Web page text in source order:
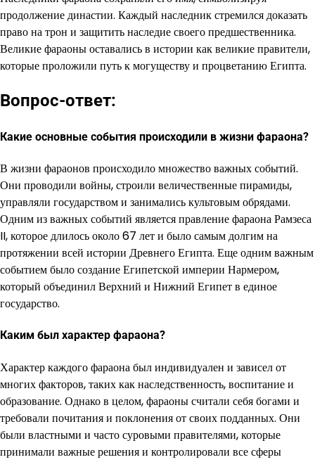
продолжение династии. Каждый наследник стремился доказать
право на трон и защитить наследие своего предшественника.
Великие фараоны оставались в истории как великие правители,
которые проложили путь к могуществу и процветанию Египта.
Вопрос-ответ:
Какие основные события происходили в жизни фараона?
В жизни фараонов происходило множество важных событий.
Они проводили войны, строили величественные пирамиды,
управляли государством и занимались культовым обрядами.
Одним из важных событий является правление фараона Рамзеса
II, которое длилось около 67 лет и было самым долгим на
протяжении всей истории Древнего Египта. Еще одним важным
событием было создание Египетской империи Нармером,
который объединил Верхний и Нижний Египет в единое
государство.
Каким был характер фараона?
Характер каждого фараона был индивидуален и зависел от
многих факторов, таких как наследственность, воспитание и
образование. Однако в целом, фараоны считали себя богами и
требовали почитания и поклонения от своих подданных. Они
были властными и часто суровыми правителями, которые
принимали важные решения и контролировали все сферы